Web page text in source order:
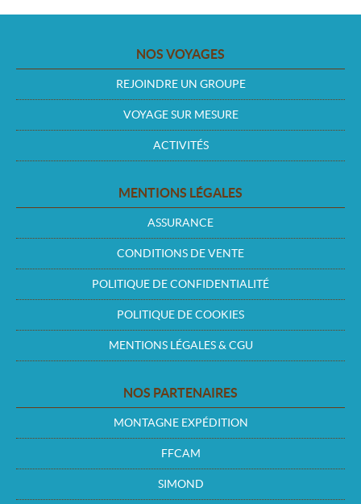
NOS VOYAGES
REJOINDRE UN GROUPE
VOYAGE SUR MESURE
ACTIVITÉS
MENTIONS LÉGALES
ASSURANCE
CONDITIONS DE VENTE
POLITIQUE DE CONFIDENTIALITÉ
POLITIQUE DE COOKIES
MENTIONS LÉGALES & CGU
NOS PARTENAIRES
MONTAGNE EXPÉDITION
FFCAM
SIMOND